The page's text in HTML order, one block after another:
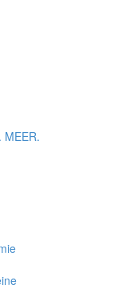
MEER.